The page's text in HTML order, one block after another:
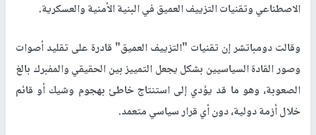
الاصطناعي وتقنيات التزييف العميق في البنية الأمنية والعسكرية.
وقالت دومباتشر إن تقنيات "التزييف العميق" قادرة على تقليد أصوات
وصور القادة السياسيين بشكل يجعل التمييز بين الحقيقي والمفبرك بالغ
الصعوبة، وهو ما قد يؤدي إلى استنتاج خاطئ بهجوم وشيك أو قائم
خلال أزمة دولية، دون أي قرار سياسي متعمد.